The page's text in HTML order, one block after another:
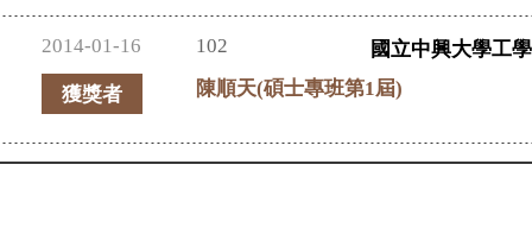
2014-01-16 102
國立中興大學工
獲獎者
陳順天(碩士專班第1屆)